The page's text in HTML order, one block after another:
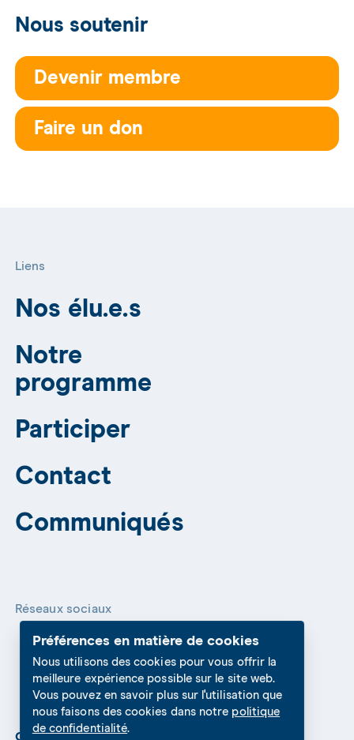
Préférences en matière de cookies
Nous utilisons des cookies pour vous offrir la
meilleure expérience possible sur le site web.
Vous pouvez en savoir plus sur l'utilisation que
nous faisons des cookies dans notre politique
de confidentialité.
Nous soutenir
Devenir membre
Faire un don
Liens
Nos élu.e.s
Notre
programme
Participer
Contact
Communiqués
Réseaux sociaux
Cookies Settings